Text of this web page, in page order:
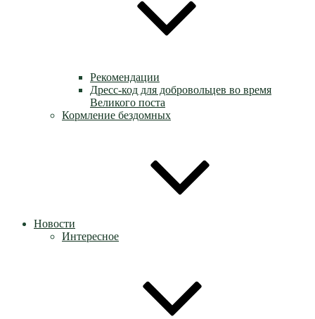
Рекомендации
Дресс-код для добровольцев во время
Великого поста
Кормление бездомных
Новости
Интересное